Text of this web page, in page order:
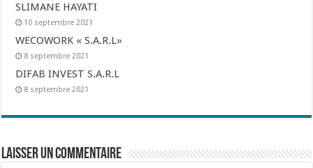
SLIMANE HAYATI
10 septembre 2021
WECOWORK « S.A.R.L»
8 septembre 2021
DIFAB INVEST S.A.R.L
8 septembre 2021
Laisser un commentaire